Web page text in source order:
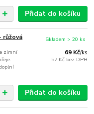
Přidat do košíku
růžová
zimní
69 Kč/ks
57 Kč bez DPH
Skladem > 20 ks
Přidat do košíku